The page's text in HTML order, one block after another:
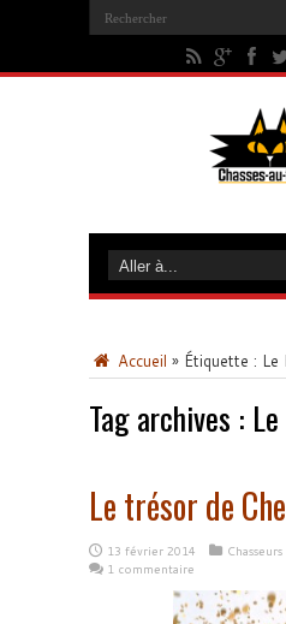
Accueil » Étiquette : Le
Tag archives :
Le trésor de
13 février 2014
1 commentaire